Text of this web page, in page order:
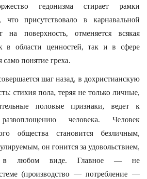
гедонизма стирает рамки
что присутствовало в карнавальной
на поверхность, отменяется всякая
в области ценностей, так и в сфере
само понятие греха.
шаг назад, в дохристианскую
стихия пола, теряя не только личные,
половые признаки, ведет к
человека. Человек
общества становится безличным,
он гонится за удовольствием,
в любом виде. Главное — не
(производство — потребление —